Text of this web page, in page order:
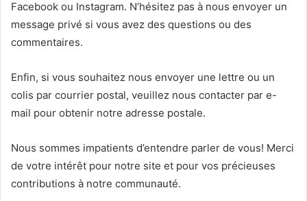
Facebook ou Instagram. N’hésitez pas à nous envoyer un
message privé si vous avez des questions ou des
commentaires.
Enfin, si vous souhaitez nous envoyer une lettre ou un
colis par courrier postal, veuillez nous contacter par e-
mail pour obtenir notre adresse postale.
Nous sommes impatients d’entendre parler de vous! Merci
de votre intérêt pour notre site et pour vos précieuses
contributions à notre communauté.